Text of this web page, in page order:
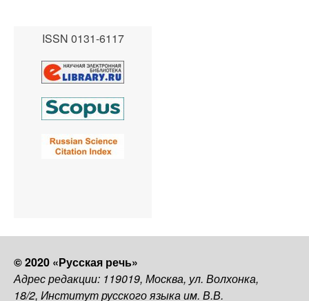
ISSN 0131-6117
© 2020 «Русская речь»
Адрес редакции: 119019, Москва, ул. Волхонка,
18/2, Институт русского языка им. В.В.